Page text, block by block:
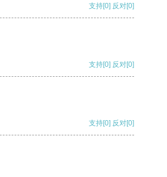
支持[0] 反对[0]
支持[0] 反对[0]
支持[0] 反对[0]